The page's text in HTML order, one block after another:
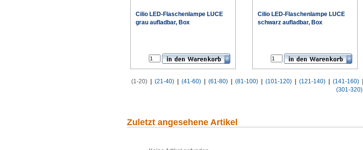
Cilio LED-Flaschenlampe LUCE
grau aufladbar, Box
Cilio LED-Flaschenlampe LUCE
schwarz aufladbar, Box
(1-20) (21-40) (41-60) (61-80) (81-100) (101-120) (121-140) (141-160)
(301-320)
Zuletzt angesehene Artikel